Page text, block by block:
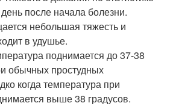
после начала болезни.
небольшая тяжесть и
в удушье.
поднимается до 37-38
обычных простудных
когда температура при
выше 38 градусов.